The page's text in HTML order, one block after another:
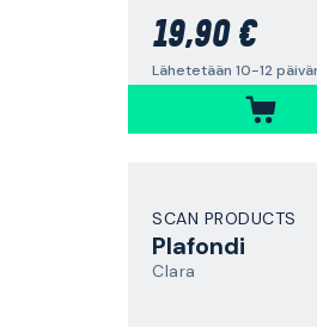
19,90 €
SCAN PRODUCTS
Plafondi
Clara